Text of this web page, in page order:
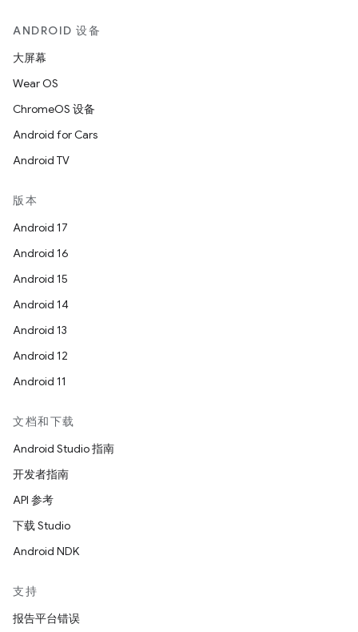
ANDROID 设备
大屏幕
Wear OS
ChromeOS 设备
Android for Cars
Android TV
版本
Android 17
Android 16
Android 15
Android 14
Android 13
Android 12
Android 11
文档和下载
Android Studio 指南
开发者指南
API 参考
下载 Studio
Android NDK
支持
报告平台错误